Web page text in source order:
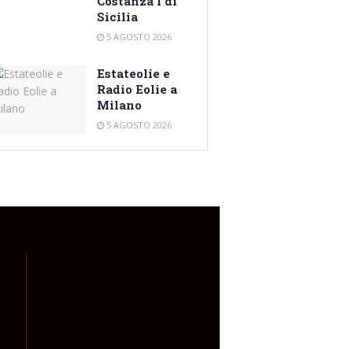
Sicilia
5 AGOSTO 2026
Estateolie e
Radio Eolie a
Milano
5 AGOSTO 2026